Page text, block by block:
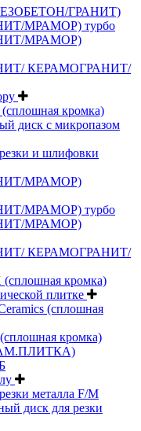
ГРАНИТ)
МРАМОР) турбо
МРАМОР)
КЕРАМОГРАНИТ/
кромка)
диск с микропазом
и шлифовки
МРАМОР)
МРАМОР) турбо
МРАМОР)
КЕРАМОГРАНИТ/
кромка)
плитке
(сплошная
кромка)
металла F/M
диск для резки